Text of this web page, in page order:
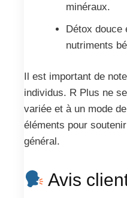
minéraux.
Détox douce
nutriments
Il est important de
individus. R Plus ne
variée et à un mode
éléments pour
général.
Avis